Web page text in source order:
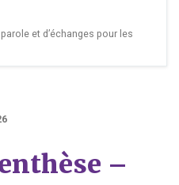
et d’échanges pour les
–